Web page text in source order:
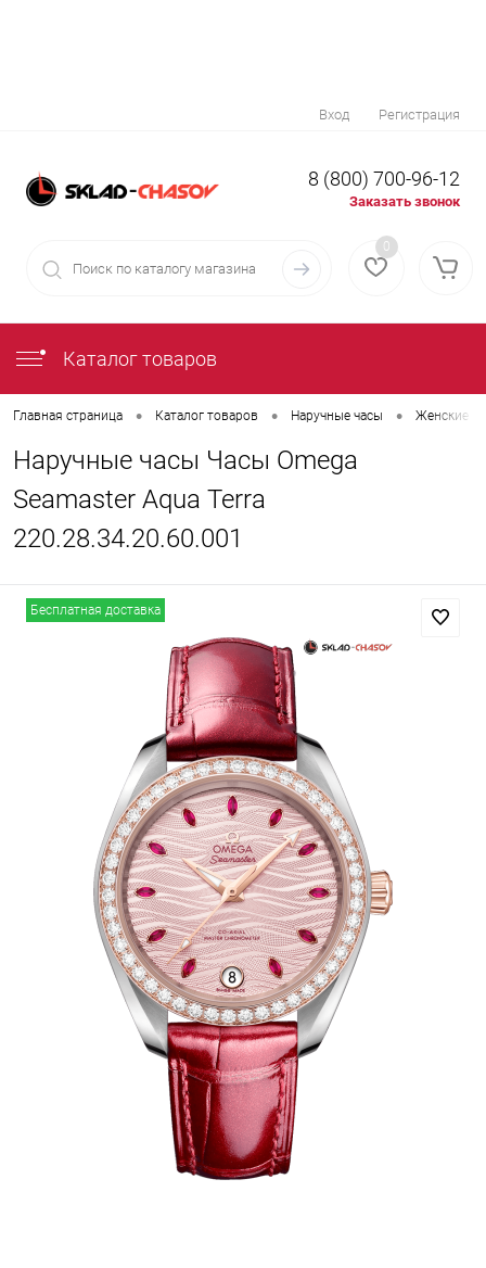
Вход Регистрация
8 (800) 700-96-12
Заказать звонок
0
Каталог товаров
Главная страница • Каталог товаров • Наручные часы • Женские
Наручные часы Часы Omega
Seamaster Aqua Terra
220.28.34.20.60.001
Бесплатная доставка